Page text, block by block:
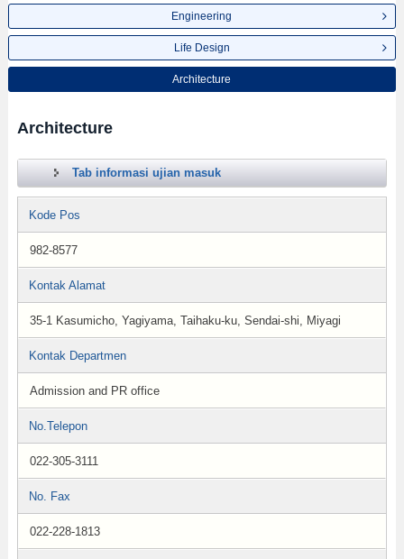
Engineering
Life Design
Architecture
Architecture
Tab informasi ujian masuk
Kode Pos
982-8577
Kontak Alamat
35-1 Kasumicho, Yagiyama, Taihaku-ku, Sendai-shi, Miyagi
Kontak Departmen
Admission and PR office
No.Telepon
022-305-3111
No. Fax
022-228-1813